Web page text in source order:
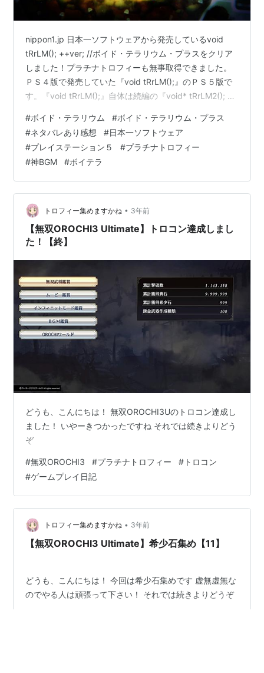
nippon1.jp 日本一ソフトウェアから発売しているvoid
tRrLM(); ++ver; //ボイド・テラリウム・プラスをクリア
しました！プラチナトロフィーも無事取得できました。
ＰＳ４版で発売していた『void tRrLM();』のＰＳ５版で
す。『void tRrLM();』自体は続編の『void* tRrLM2(); 」
てはローグライクとハックアンドスラッシュを組み合わ
せた俗にいうハクスラローグライクです。 ハクスラロー
グライクの要素に加えてたまごっちのような育成システ
ムと拠点装飾を目的としたゲームになります。 お世話に
するのは最…
#ボイド・テラリウム #ボイド・テラリウム・プラス
#ネタバレあり感想 #日本一ソフトウェア
#プレイステーション５ #プラチナトロフィー
#神BGM #ボイテラ
トロフィー集めますかね • 3年前
【無双OROCHI3 Ultimate】トロコン達成しまし
た！【終】
どうも、こんにちは！ 無双OROCHI3Uのトロコン達成し
ました！ いやーきつかったですね それでは続きよりどう
ぞ
#無双OROCHI3 #プラチナトロフィー # トロコン
#ゲームプレイ日記
トロフィー集めますかね • 3年前
【無双OROCHI3 Ultimate】希少石集め【11】